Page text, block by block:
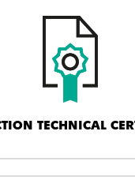
TECHNICAL